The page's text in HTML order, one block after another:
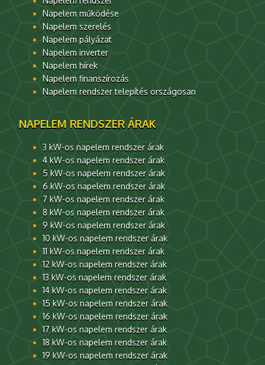
Napelem működése
Napelem szerelés
Napelem pályázat
Napelem inverter
Napelem hírek
Napelem finanszírozás
Napelem rendszer telepítés országosan
NAPELEM RENDSZER ÁRAK
3 kW-os napelem rendszer árak
4 kW-os napelem rendszer árak
5 kW-os napelem rendszer árak
6 kW-os napelem rendszer árak
7 kW-os napelem rendszer árak
8 kW-os napelem rendszer árak
9 kW-os napelem rendszer árak
10 kW-os napelem rendszer árak
11 kW-os napelem rendszer árak
12 kW-os napelem rendszer árak
13 kW-os napelem rendszer árak
14 kW-os napelem rendszer árak
15 kW-os napelem rendszer árak
16 kW-os napelem rendszer árak
17 kW-os napelem rendszer árak
18 kW-os napelem rendszer árak
19 kW-os napelem rendszer árak